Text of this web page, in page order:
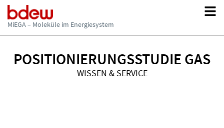
MiEGA – Moleküle im Energiesystem
Hinweise auf neue Inhalte, aktualisierte Publikationen und
weiterführende Informationsangebote.
POSITIONIERUNGSSTUDIE GAS
WISSEN & SERVICE